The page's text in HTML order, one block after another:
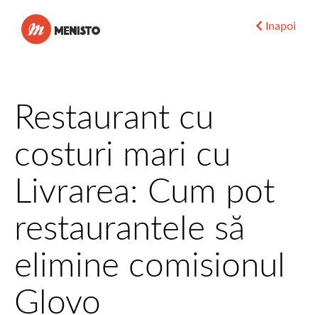
Inapoi
Restaurant cu
costuri mari cu
Livrarea: Cum pot
restaurantele să
elimine comisionul
Glovo